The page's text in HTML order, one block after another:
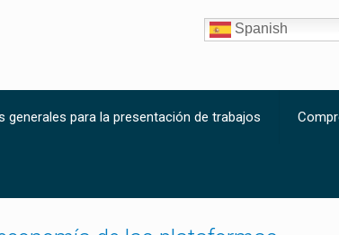
generales para la presentación de trabajos
Spanish